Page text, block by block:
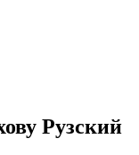
Рузский